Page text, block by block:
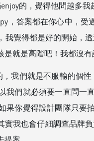
的，覺得他問越多
，答案都在你心中，
覺得都是好的開始，
就是高階吧！我都沒有
我們就是不服輸的個
我們就必須要一直問
果你覺得設計團隊只
我也會仔細調查品牌